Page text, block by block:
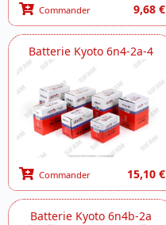
Commander 9,68 €
Batterie Kyoto 6n4-2a-4
Commander 15,10 €
Batterie Kyoto 6n4b-2a